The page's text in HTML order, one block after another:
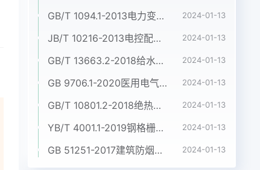
GB/T 1094.1-2013电力变压器 第1部分:总则 2024-01-13
JB/T 10216-2013电控配电用电缆桥架 2024-01-13
GB/T 13663.2-2018给水用聚乙烯(PE)管道系统 第2部分:管材 2024-01-13
GB 9706.1-2020医用电气设备 第1部分:基本安全和基本性能的通用要求 2024-01-13
GB/T 10801.2-2018绝热用挤塑聚苯乙烯泡沫塑料(XPS) 2024-01-13
YB/T 4001.1-2019钢格栅板及配套件 第1部分:钢格栅板 2024-01-13
GB 51251-2017建筑防烟排烟系统技术标准 2024-01-13